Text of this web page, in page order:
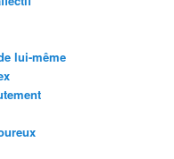
lui-même